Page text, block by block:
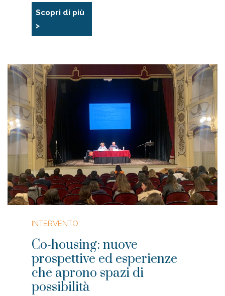
Scopri di più
>
INTERVENTO
Co-housing: nuove
prospettive ed esperienze
che aprono spazi di
possibilità